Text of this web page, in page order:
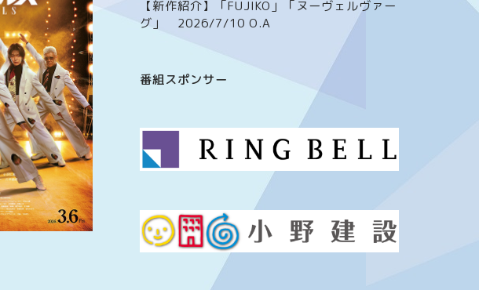
【新作紹介】「FUJIKO」「ヌーヴェルヴァー
グ」 2026/7/10 O.A
番組スポンサー